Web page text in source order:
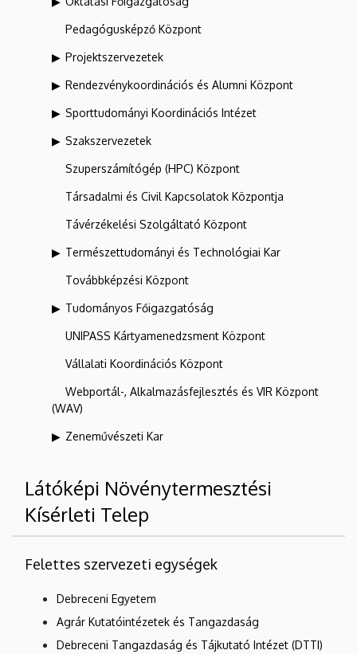
Pedagógusképző Központ
Projektszervezetek
Rendezvénykoordinációs és Alumni Központ
Sporttudományi Koordinációs Intézet
Szakszervezetek
Szuperszámítógép (HPC) Központ
Társadalmi és Civil Kapcsolatok Központja
Távérzékelési Szolgáltató Központ
Természettudományi és Technológiai Kar
Továbbképzési Központ
Tudományos Főigazgatóság
UNIPASS Kártyamenedzsment Központ
Vállalati Koordinációs Központ
Webportál-, Alkalmazásfejlesztés és VIR Központ
(WAV)
Zeneművészeti Kar
Látóképi Növénytermesztési
Kísérleti Telep
Felettes szervezeti egységek
Debreceni Egyetem
Agrár Kutatóintézetek és Tangazdaság
Debreceni Tangazdaság és Tájkutató Intézet (DTTI)